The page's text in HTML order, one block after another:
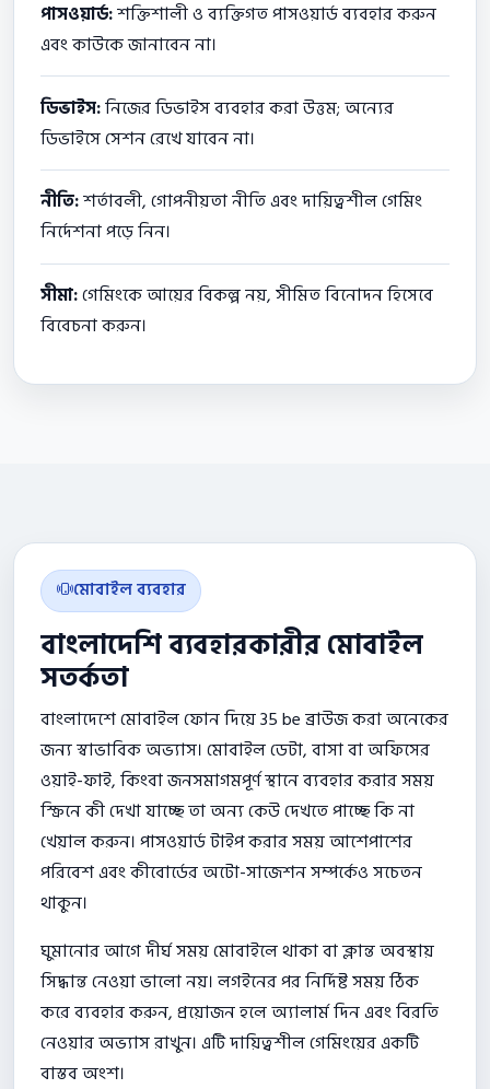
পাসওয়ার্ড:শক্তিশালী ও ব্যক্তিগত পাসওয়ার্ড ব্যবহার করুন
এবং কাউকে জানাবেন না।
ডিভাইস:নিজের ডিভাইস ব্যবহার করা উত্তম; অন্যের
ডিভাইসে সেশন রেখে যাবেন না।
নীতি:শর্তাবলী, গোপনীয়তা নীতি এবং দায়িত্বশীল গেমিং
নির্দেশনা পড়ে নিন।
সীমা:গেমিংকে আয়ের বিকল্প নয়, সীমিত বিনোদন হিসেবে
বিবেচনা করুন।
মোবাইল ব্যবহার
বাংলাদেশি ব্যবহারকারীর মোবাইল
সতর্কতা
বাংলাদেশে মোবাইল ফোন দিয়ে 35 be ব্রাউজ করা অনেকের
জন্য স্বাভাবিক অভ্যাস। মোবাইল ডেটা, বাসা বা অফিসের
ওয়াই-ফাই, কিংবা জনসমাগমপূর্ণ স্থানে ব্যবহার করার সময়
স্ক্রিনে কী দেখা যাচ্ছে তা অন্য কেউ দেখতে পাচ্ছে কি না
খেয়াল করুন। পাসওয়ার্ড টাইপ করার সময় আশেপাশের
পরিবেশ এবং কীবোর্ডের অটো-সাজেশন সম্পর্কেও সচেতন
থাকুন।
ঘুমানোর আগে দীর্ঘ সময় মোবাইলে থাকা বা ক্লান্ত অবস্থায়
সিদ্ধান্ত নেওয়া ভালো নয়। লগইনের পর নির্দিষ্ট সময় ঠিক
করে ব্যবহার করুন, প্রয়োজন হলে অ্যালার্ম দিন এবং বিরতি
নেওয়ার অভ্যাস রাখুন। এটি দায়িত্বশীল গেমিংয়ের একটি
বাস্তব অংশ।